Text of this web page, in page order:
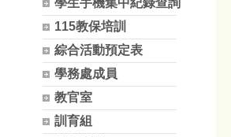
學生手機集中紀錄查詢
115教保培訓
綜合活動預定表
學務處成員
教官室
訓育組